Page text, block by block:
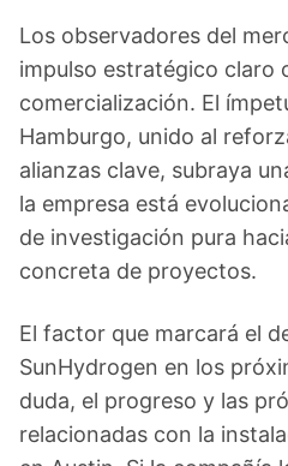
Los observadores del
impulso estratégico claro
comercialización. El
Hamburgo, unido al
alianzas clave, subraya
la empresa está
de investigación pura
concreta de proyectos.
El factor que marcará el
SunHydrogen en los
duda, el progreso y las
relacionadas con la